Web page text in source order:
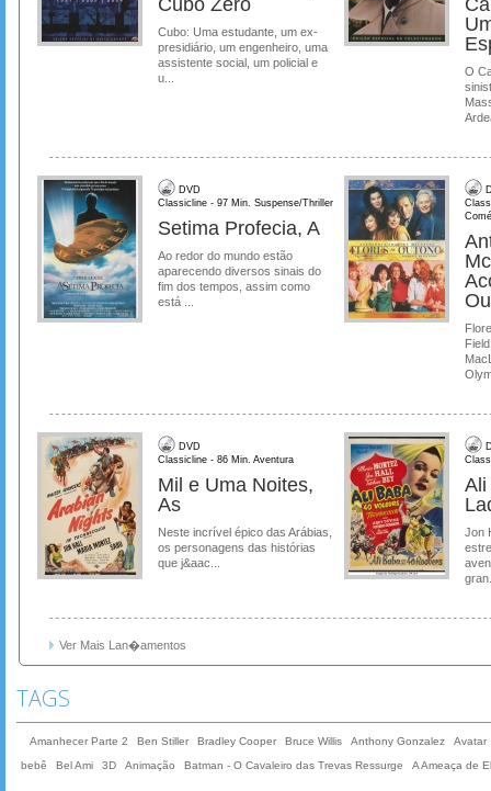
Cubo Zero
Cubo: Uma estudante, um ex-
presidiário, um engenheiro, uma
assistente social, um policial e
u...
O
DVD
Classicline - 97 Min. Suspense/Thriller
Setima Profecia, A
Ao redor do mundo estão
aparecendo diversos sinais do
fim dos tempos, assim como
está ...
DVD
Classicline - 86 Min. Aventura
Mil e Uma Noites,
As
Neste incrível épico das Arábias,
os personagens das histórias
que j&aac...
Ali
Jon
Ver Mais Lan�amentos
TAGS
Amanhecer Parte 2 Ben Stiller Bradley Cooper Bruce Willis Anthony Gonzalez
Avatar
bebê
Bel Ami 3D Animação Batman - O Cavaleiro das Trevas Ressurge A Ameaça de